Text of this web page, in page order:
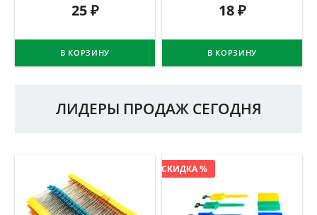
25₽
В КОРЗИНУ
18₽
В КОРЗИНУ
ЛИДЕРЫ ПРОДАЖ СЕГОДНЯ
СКИДКА %